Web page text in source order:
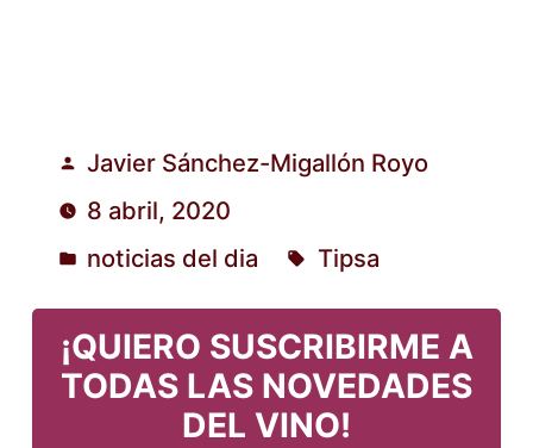
Publicado
por
Javier Sánchez-Migallón Royo
8 abril, 2020
Publicado
en
noticias del dia
Etiquetas:
Tipsa
¡QUIERO SUSCRIBIRME A
TODAS LAS NOVEDADES
DEL VINO!